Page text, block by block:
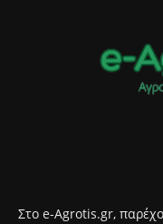
Στο e-Agrotis.gr,